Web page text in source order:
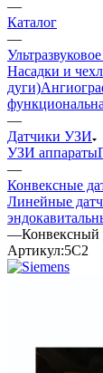
—
Каталог
—
Насадки и
дуги)
—
Датчики УЗИ
УЗИ аппараты
—
Конвексные
Линейные
—Конвексный
Артикул:5C2